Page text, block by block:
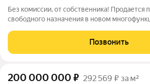
Без комиссии, от собственника! Продается
свободного назначения в новом
кв.м. Проведено центральное отопление,
интернет, установлена пожарная
Позвонить
200 000 000 ₽ 292 569 ₽ за м²